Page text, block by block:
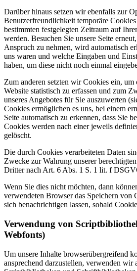
Darüber hinaus setzen wir ebenfalls zur
Benutzerfreundlichkeit temporäre
bestimmten festgelegten Zeitraum auf
werden. Besuchen Sie unsere Seite
Anspruch zu nehmen, wird automatisch
uns waren und welche Eingaben und
haben, um diese nicht noch einmal
Zum anderen setzten wir Cookies ein, um
Website statistisch zu erfassen und zum
unseres Angebotes für Sie auszuwerten
Cookies ermöglichen es uns, bei einem
Seite automatisch zu erkennen, dass Sie
Cookies werden nach einer jeweils
gelöscht.
Die durch Cookies verarbeiteten Daten
Zwecke zur Wahrung unserer
Dritter nach Art. 6 Abs. 1 S. 1 lit. f
Wenn Sie dies nicht möchten, dann
verwendeten Browser das Speichern von
sich benachrichtigen lassen, sobald
Verwendung von
Webfonts)
Um unsere Inhalte browserübergreifend
ansprechend darzustellen, verwenden wir